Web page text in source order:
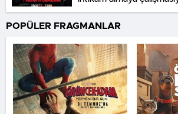
bir şeytan kovucunun
ediyor.
POPÜLER FRAGMANLAR